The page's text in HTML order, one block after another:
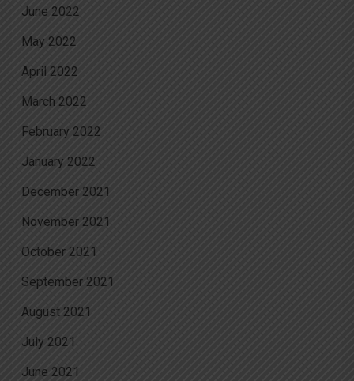
June 2022
May 2022
April 2022
March 2022
February 2022
January 2022
December 2021
November 2021
October 2021
September 2021
August 2021
July 2021
June 2021